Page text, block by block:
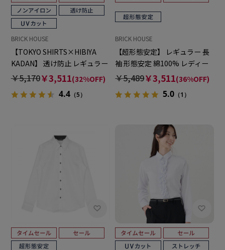
BRICK HOUSE
【TOKYO SHIRTS×HIBIYA
KADAN】 透け防止 レギュラー
長袖 形態安定 レディースシャ
￥5,170￥3,511(32%OFF)
4.4（5）
BRICK HOUSE
【超形態安定】 レギュラー 長
袖 形態安定 綿100% レディー
スシャツ
￥5,489￥3,511(36%OFF)
5.0 （1）